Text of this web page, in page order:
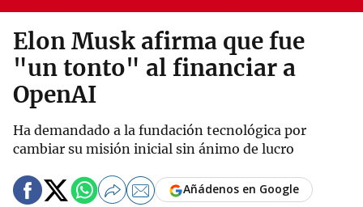
Elon Musk afirma que fue
"un tonto" al financiar a
OpenAI
Ha demandado a la fundación tecnológica por
cambiar su misión inicial sin ánimo de lucro
Añádenos en Google